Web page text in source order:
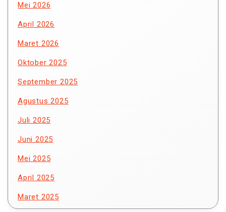
Mei 2026
April 2026
Maret 2026
Oktober 2025
September 2025
Agustus 2025
Juli 2025
Juni 2025
Mei 2025
April 2025
Maret 2025